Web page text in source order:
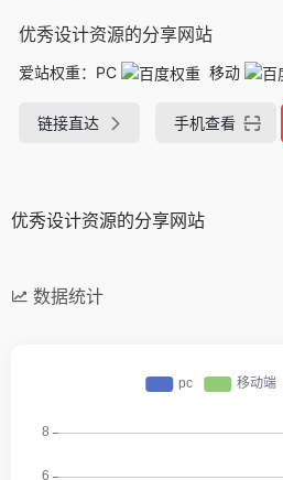
优秀设计资源的分享网站
爱站权重： PC 移动
链接直达 手机查看
优秀设计资源的分享网站
数据统计